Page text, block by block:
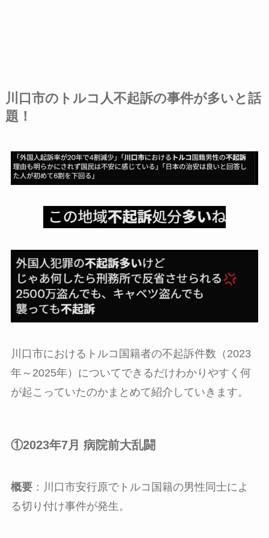
川口市のトルコ人不起訴の事件が多いと話
題！
川口市におけるトルコ国籍者の不起訴件数（2023
年～2025年）についてできるだけわかりやすく何
が起こっていたのかまとめて紹介していきます。
①2023年7月 病院前大乱闘
概要：川口市安行原でトルコ国籍の男性同士によ
る切り付け事件が発生。